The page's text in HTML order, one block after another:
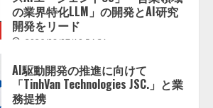
の業界特化LLM」の開発とAI研究
開発をリード
2026/08/07/10:54:31
AI駆動開発の推進に向けて
「TinhVan Technologies JSC.」と業
務提携